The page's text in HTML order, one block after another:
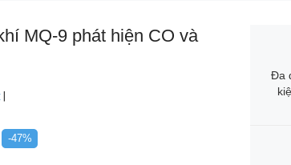
MQ-9 phát hiện CO và
-47%
Đa